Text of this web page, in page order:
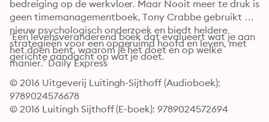
bedreiging op de werkvloer. Maar Nooit meer te druk is
geen timemanagementboek, Tony Crabbe gebruikt
nieuw psychologisch onderzoek en biedt heldere
strategieën voor een opgeruimd hoofd en leven, met
gerichte aandacht op wat je doet.
‘Een levensveranderend boek dat evalueert wat je aan
het doen bent, waarom je het doet en op welke
manier.’ Daily Express
© 2016 Uitgeverij Luitingh-Sijthoff (Audioboek):
9789024576678
© 2016 Luitingh Sijthoff (E-boek): 9789024572694